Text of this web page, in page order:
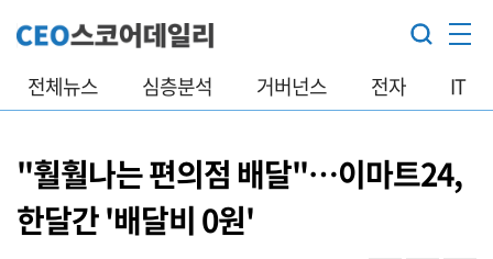
전체뉴스 심층분석 거버넌스 전자 IT
"훨훨나는 편의점 배달"…이마트24,
한달간 '배달비 0원'